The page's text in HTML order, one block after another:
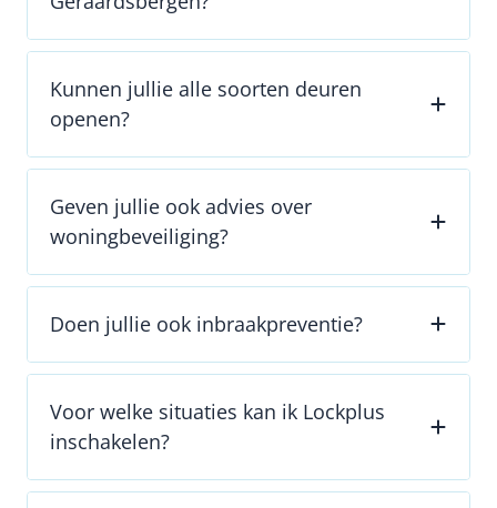
Kunnen jullie alle soorten deuren
openen?
Geven jullie ook advies over
woningbeveiliging?
Doen jullie ook inbraakpreventie?
Voor welke situaties kan ik Lockplus
inschakelen?